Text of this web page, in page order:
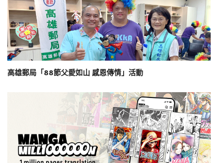
高雄郵局「88節父愛如山 感恩傳情」活動